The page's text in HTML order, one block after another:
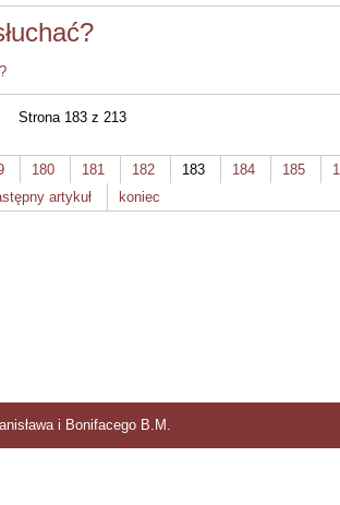
Strona 183 z 213
180 181 182 183 184 185
artykuł
koniec
i Bonifacego B.M.